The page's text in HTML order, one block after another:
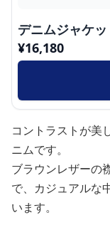
デニムジャケ
¥16,180
コントラストが美
ニムです。
ブラウンレザーの
で、カジュアルな
います。